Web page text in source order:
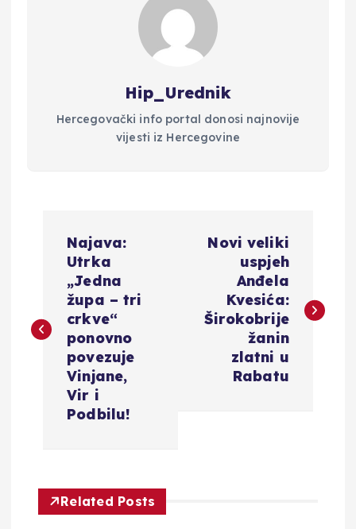
Hip_Urednik
Hercegovački info portal donosi najnovije
vijesti iz Hercegovine
i
Najava:
Utrka
„Jedna
župa – tri
crkve“
ponovno
povezuje
Vinjane,
Vir i
Podbilu!
Novi veliki
uspjeh
Anđela
Kvesića:
Širokobrije
žanin
zlatni u
Rabatu
Related Posts